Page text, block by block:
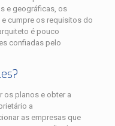
e geográficas, os
cumpre os requisitos do
é pouco
confiadas pelo
os planos e obter a
a
as empresas que